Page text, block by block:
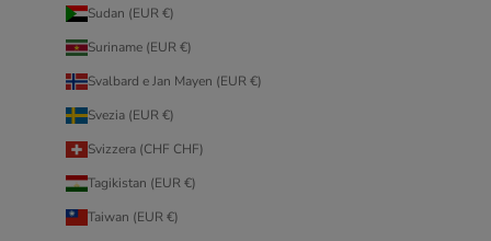
Sudan (EUR €)
Suriname (EUR €)
Svalbard e Jan Mayen (EUR €)
Svezia (EUR €)
Svizzera (CHF CHF)
Tagikistan (EUR €)
Taiwan (EUR €)